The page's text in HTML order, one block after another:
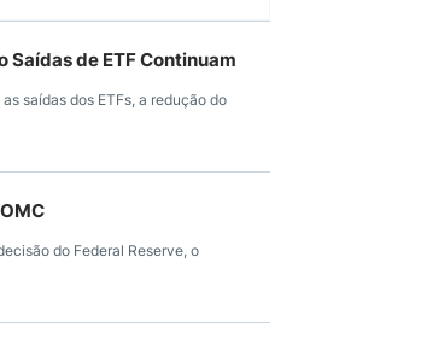
Saídas de ETF Continuam
saídas dos ETFs, a redução do
do Federal Reserve, o